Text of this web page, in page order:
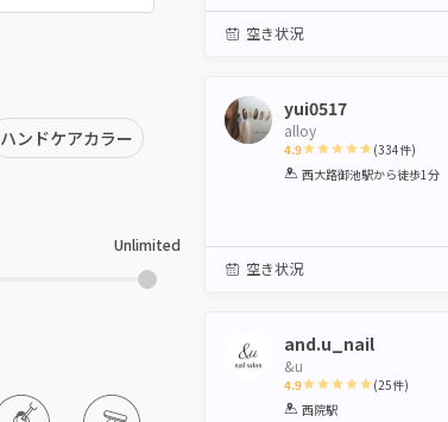
ハンドケアカラー
Unlimited
空き状況
yui0517
alloy
4.9
1 2 3 4 5
(334件)
西大路御池駅から徒歩1分
空き状況
and.u_nail
&u
4.9
1 2 3
(25件)
西院駅